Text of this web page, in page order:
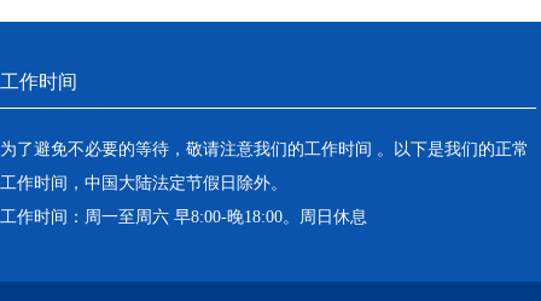
工作时间
为了避免不必要的等待，敬请注意我们的工作时间 。以下是我们的正常
工作时间，中国大陆法定节假日除外。
工作时间：周一至周六 早8:00-晚18:00。周日休息